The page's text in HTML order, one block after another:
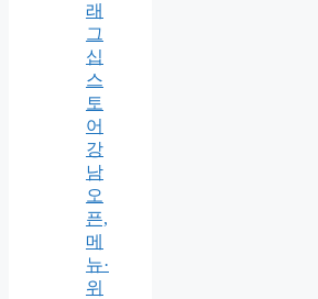
래
그
십
스
토
어
강
남
오
픈,
메
뉴·
위